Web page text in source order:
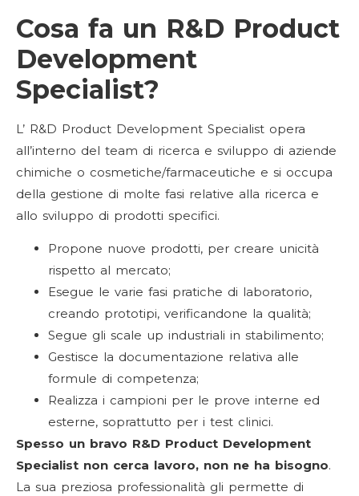
Cosa fa un R&D Product
Development
Specialist?
L’ R&D Product Development Specialist opera
all’interno del team di ricerca e sviluppo di aziende
chimiche o cosmetiche/farmaceutiche e si occupa
della gestione di molte fasi relative alla ricerca e
allo sviluppo di prodotti specifici.
Propone nuove prodotti, per creare unicità
rispetto al mercato;
Esegue le varie fasi pratiche di laboratorio,
creando prototipi, verificandone la qualità;
Segue gli scale up industriali in stabilimento;
Gestisce la documentazione relativa alle
formule di competenza;
Realizza i campioni per le prove interne ed
esterne, soprattutto per i test clinici.
Spesso un bravo R&D Product Development
Specialist non cerca lavoro, non ne ha bisogno.
La sua preziosa professionalità gli permette di